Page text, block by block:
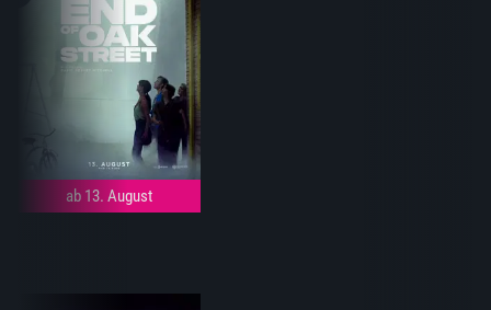
ab 13. August